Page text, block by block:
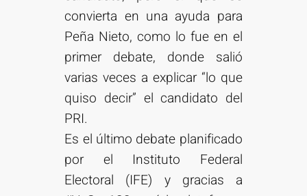
convierta en una ayuda para
Peña Nieto, como lo fue en el
primer debate, donde salió
varias veces a explicar “lo que
quiso decir” el candidato del
PRI.
Es el último debate planificado
por el Instituto Federal
Electoral (IFE) y gracias a